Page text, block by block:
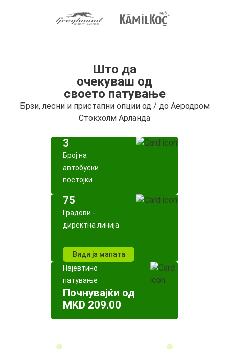
Што да
очекуваш од
своето патување
Брзи, лесни и пристапни опции од / до Аеродром
Стокхолм Арланда
3
Број на
автобуски
постојки
75
Градови -
директна линија
Види ја мапата
Најевтино
патување
Почнувајќи од
MKD 209.00